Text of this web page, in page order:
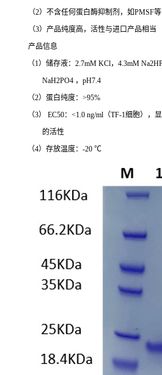
（2）不含任何蛋白酶抑制剂，如PMSF等
（3）产品纯度高，活性与进口产品相当
产品信息
（1）储存液：2.7mM KCl，4.3mM
NaH2PO4 ，pH7.4
（2）蛋白纯度：>95%
（3） EC50：<1.0 ng/ml（TF-1细胞）
的活性
（4）存放温度：-20 ℃